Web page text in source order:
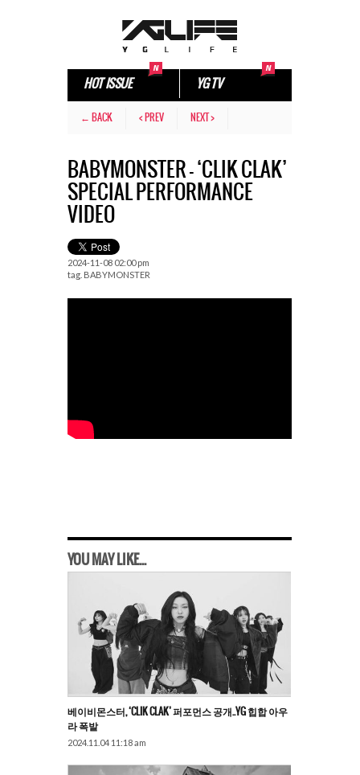
HOT ISSUE YG TV
← BACK < PREV NEXT >
BABYMONSTER – ‘CLIK CLAK’
SPECIAL PERFORMANCE
VIDEO
2024-11-08 02:00 pm
tag. BABYMONSTER
YOU MAY LIKE...
베이비몬스터, ‘CLIK CLAK’ 퍼포먼스 공개..YG 힙합 아우
라 폭발
2024.11.04 11:18 am